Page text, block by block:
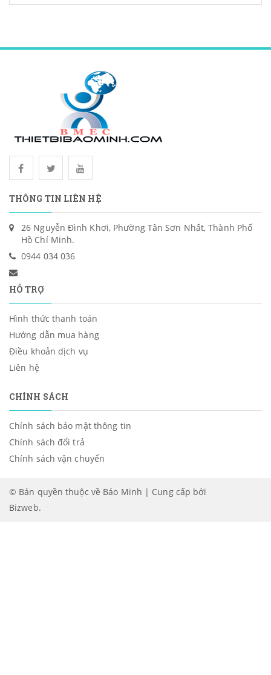
THÔNG TIN LIÊN HỆ
26 Nguyễn Đình Khơi, Phường Tân Sơn Nhất, Thành Phố
Hồ Chí Minh.
0944 034 036
HỖ TRỢ
Hình thức thanh toán
Hướng dẫn mua hàng
Điều khoản dịch vụ
Liên hệ
CHÍNH SÁCH
Chính sách bảo mật thông tin
Chính sách đổi trả
Chính sách vận chuyển
© Bản quyền thuộc về Bảo Minh | Cung cấp bởi
Bizweb.